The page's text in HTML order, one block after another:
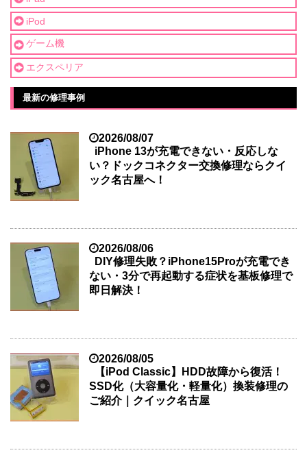
iPod
ゲーム機
エクスペリア
最新の修理事例
2026/08/07
iPhone 13が充電できない・反応しな
い？ドックコネクター交換修理ならクイ
ック名古屋へ！
2026/08/06
DIY修理失敗？iPhone15Proが充電でき
ない・3分で再起動する症状を基板修理で
即日解決！
2026/08/05
【iPod Classic】HDD故障から復活！
SSD化（大容量化・軽量化）換装修理の
ご紹介｜クイック名古屋